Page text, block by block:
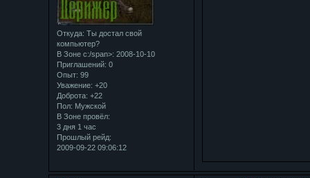
Откуда: Ты достал свой
компьютер?
В Зоне с:/span>: 2008-10-10
Приглашений: 0
Опыт: 99
Уважение: +20
Доброта: +22
Пол: Мужской
В Зоне провёл:
3 дня 1 час
Прошлый рейд:
2009-09-22 09:06:12